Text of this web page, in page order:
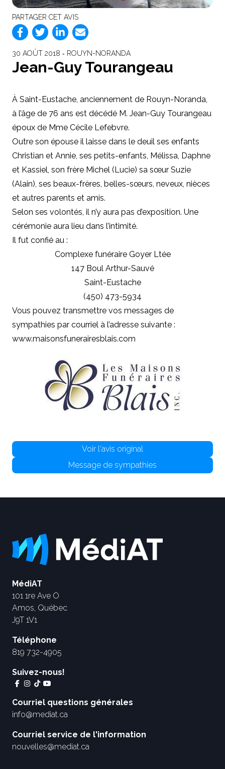
PARTAGER CET AVIS
30 AOÛT 2018 ‐ ROUYN-NORANDA
Jean-Guy Tourangeau
À Saint-Eustache, anciennement de Rouyn-Noranda,
à l’âge de 76 ans est décédé M. Jean-Guy Tourangeau
époux de Mme Cécile Lefebvre.
Outre son épouse il laisse dans le deuil ses enfants
Christian et Annie, ses petits-enfants, Mélissa, Daphne
et Kassiel, son frère Michel (Lucie) sa sœur Suzie
(Alain), ses beaux-frères, belles-sœurs, neveux, nièces
et autres parents et amis.
Selon ses volontés, il n’y aura pas d’exposition. Une
cérémonie aura lieu dans l’intimité.
Il fut confié au :
Complexe funéraire Goyer Ltée
147 Boul Arthur-Sauvé
Saint-Eustache
(450) 473-5934
Vous pouvez transmettre vos messages de
sympathies par courriel à l’adresse suivante :
www.maisonsfunerairesblais.com
Voir l'avis original
Message de sympathies
MédiAT
101 1re Ave O
Amos, Québec
J9T 1V1
Téléphone
819 732-4905
Suivez-nous!
Courriel questions générales
info@mediat.ca
Courriel service de l'information
nouvelles@mediat.ca